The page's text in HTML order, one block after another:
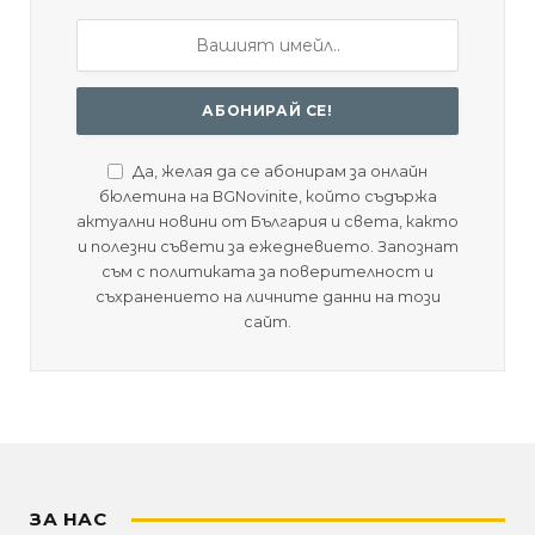
Да, желая да се абонирам за онлайн
бюлетина на BGNovinite, който съдържа
актуални новини от България и света, както
и полезни съвети за ежедневието. Запознат
съм с политиката за поверителност и
съхранението на личните данни на този
сайт.
ЗА НАС